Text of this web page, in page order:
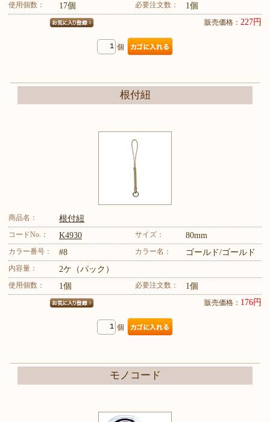
使用個数： 17個 必要注文数： 1個
販売価格： 227円
個
根付紐
商品名： 根付紐
コードNo.： K4930 サイズ： 80mm
カラー番号： #8 カラー名： ゴールド/ゴールド
内容量： 2ケ（パック）
使用個数： 1個 必要注文数： 1個
販売価格： 176円
個
モノコード